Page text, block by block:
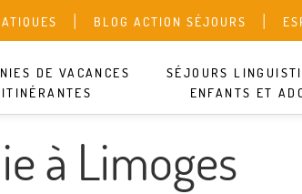
BLOG ACTION SÉJOURS
DE VACANCES
ITINÉRANTES
SÉJOURS
ENFANTS ET
à Limoges